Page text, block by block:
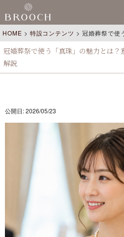
HOME > 特設コンテンツ >冠婚葬祭で使う「真珠
冠婚葬祭で使う「真珠」の魅力とは
解説
公開日: 2026/05/23